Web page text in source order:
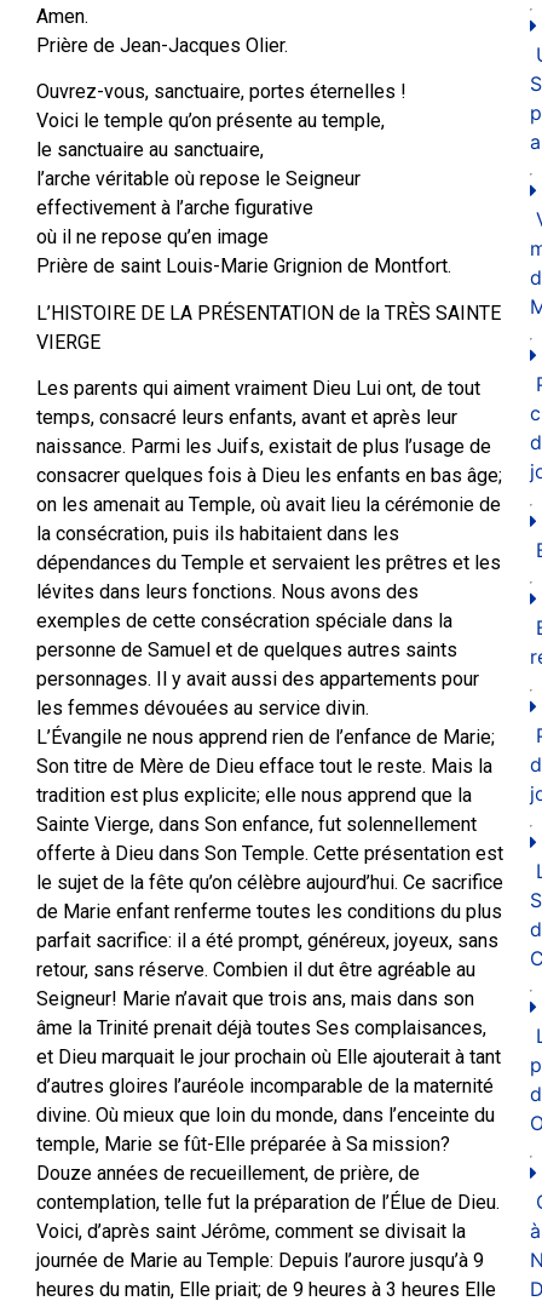
Amen.
Prière de Jean-Jacques Olier.
Ouvrez-vous, sanctuaire, portes éternelles !
Voici le temple qu’on présente au temple,
le sanctuaire au sanctuaire,
l’arche véritable où repose le Seigneur
effectivement à l’arche figurative
où il ne repose qu’en image
Prière de saint Louis-Marie Grignion de Montfort.
L’HISTOIRE DE LA PRÉSENTATION de la TRÈS SAINTE
VIERGE
Les parents qui aiment vraiment Dieu Lui ont, de tout
temps, consacré leurs enfants, avant et après leur
naissance. Parmi les Juifs, existait de plus l’usage de
consacrer quelques fois à Dieu les enfants en bas âge;
on les amenait au Temple, où avait lieu la cérémonie de
la consécration, puis ils habitaient dans les
dépendances du Temple et servaient les prêtres et les
lévites dans leurs fonctions. Nous avons des
exemples de cette consécration spéciale dans la
personne de Samuel et de quelques autres saints
personnages. Il y avait aussi des appartements pour
les femmes dévouées au service divin.
L’Évangile ne nous apprend rien de l’enfance de Marie;
Son titre de Mère de Dieu efface tout le reste. Mais la
tradition est plus explicite; elle nous apprend que la
Sainte Vierge, dans Son enfance, fut solennellement
offerte à Dieu dans Son Temple. Cette présentation est
le sujet de la fête qu’on célèbre aujourd’hui. Ce sacrifice
de Marie enfant renferme toutes les conditions du plus
parfait sacrifice: il a été prompt, généreux, joyeux, sans
retour, sans réserve. Combien il dut être agréable au
Seigneur! Marie n’avait que trois ans, mais dans son
âme la Trinité prenait déjà toutes Ses complaisances,
et Dieu marquait le jour prochain où Elle ajouterait à tant
d’autres gloires l’auréole incomparable de la maternité
divine. Où mieux que loin du monde, dans l’enceinte du
temple, Marie se fût-Elle préparée à Sa mission?
Douze années de recueillement, de prière, de
contemplation, telle fut la préparation de l’Élue de Dieu.
Voici, d’après saint Jérôme, comment se divisait la
journée de Marie au Temple: Depuis l’aurore jusqu’à 9
heures du matin, Elle priait; de 9 heures à 3 heures Elle
à